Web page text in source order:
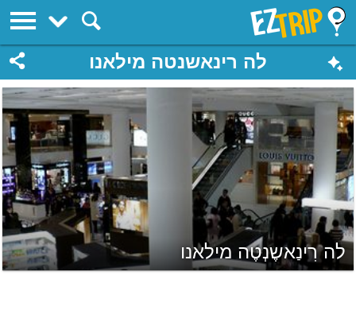
EZTrip
לה רינאשנטה מילאנו
לה רִינַאשֶנְטֶה מילאנו